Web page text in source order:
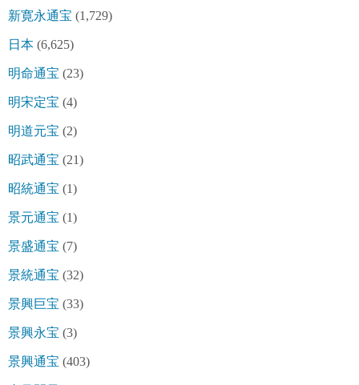
新寛永通宝 (1,729)
日本 (6,625)
明命通宝 (23)
明宋定宝 (4)
明道元宝 (2)
昭武通宝 (21)
昭統通宝 (1)
景元通宝 (1)
景盛通宝 (7)
景統通宝 (32)
景興巨宝 (33)
景興永宝 (3)
景興通宝 (403)